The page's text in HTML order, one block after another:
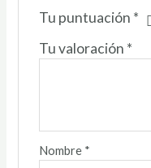
Tu puntuación *
Tu valoración *
Nombre *